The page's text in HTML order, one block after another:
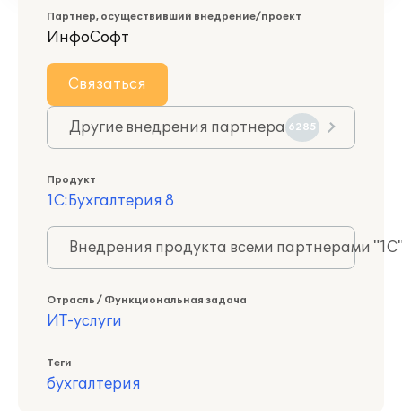
Партнер, осуществивший внедрение/проект
ИнфоСофт
Связаться
Другие внедрения партнера 6285
Продукт
1С:Бухгалтерия 8
Внедрения продукта всеми партнерами
Отрасль / Функциональная задача
ИТ-услуги
Теги
бухгалтерия